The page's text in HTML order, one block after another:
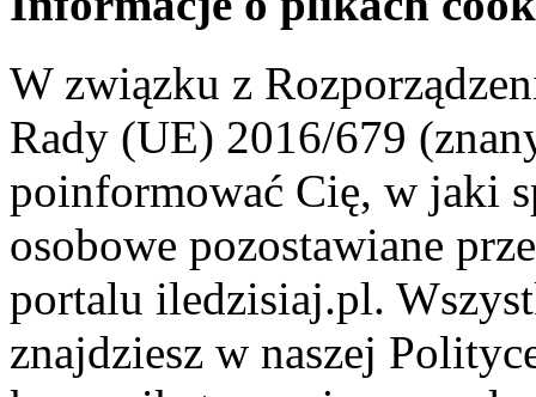
W związku z
Rady (UE) 2016/679
poinformować Cię, w jaki
osobowe pozostawiane
portalu iledzisiaj.pl.
znajdziesz w naszej